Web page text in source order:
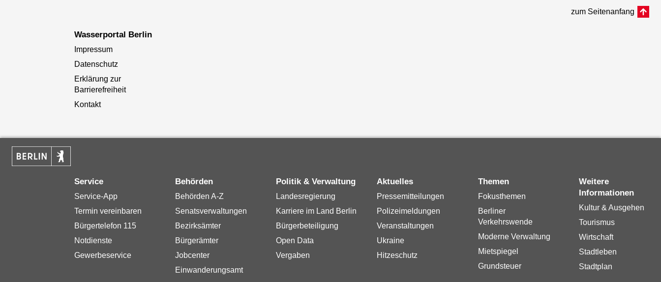
zum Seitenanfang
Wasserportal Berlin
Impressum
Datenschutz
Erklärung zur
Barrierefreiheit
Kontakt
Service
Service-App
Termin vereinbaren
Bürgertelefon 115
Notdienste
Gewerbeservice
Behörden
Behörden A-Z
Senatsverwaltungen
Bezirksämter
Bürgerämter
Jobcenter
Einwanderungsamt
Politik & Verwaltung
Landesregierung
Karriere im Land Berlin
Bürgerbeteiligung
Open Data
Vergaben
Aktuelles
Pressemitteilungen
Polizeimeldungen
Veranstaltungen
Ukraine
Hitzeschutz
Themen
Fokusthemen
Berliner
Verkehrswende
Moderne Verwaltung
Mietspiegel
Grundsteuer
Weitere
Informationen
Kultur & Ausgehen
Tourismus
Wirtschaft
Stadtleben
Stadtplan